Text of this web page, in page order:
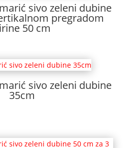
sivo zeleni dubine
pregradom
50 cm
sivo zeleni dubine
35cm